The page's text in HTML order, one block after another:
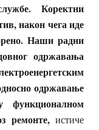
Коректни
након чега иде
Наши радни
одржавања
одржавање
функционалном
ремонте,истиче